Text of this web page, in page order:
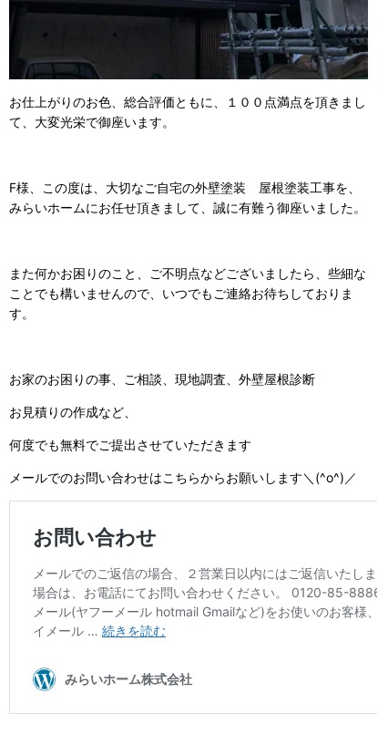
お仕上がりのお色、総合評価ともに、１００点満点を頂きまし
て、大変光栄で御座います。
F様、この度は、大切なご自宅の外壁塗装 屋根塗装工事を、
みらいホームにお任せ頂きまして、誠に有難う御座いました。
また何かお困りのこと、ご不明点などございましたら、些細な
ことでも構いませんので、いつでもご連絡お待ちしておりま
す。
お家のお困りの事、ご相談、現地調査、外壁屋根診断
お見積りの作成など、
何度でも無料でご提出させていただきます
メールでのお問い合わせはこちらからお願いします＼(^o^)／